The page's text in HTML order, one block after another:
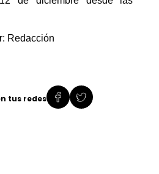
Redacción
tus redes